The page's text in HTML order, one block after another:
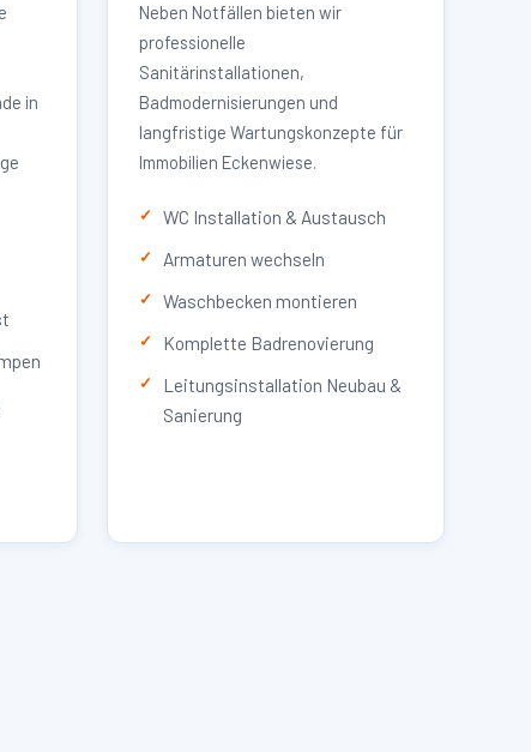
in
Neben Notfällen bieten wir
professionelle
Sanitärinstallationen,
Badmodernisierungen und
langfristige Wartungskonzepte für
Immobilien Eckenwiese.
WC Installation & Austausch
Armaturen wechseln
Waschbecken montieren
Komplette Badrenovierung
Leitungsinstallation Neubau &
Sanierung